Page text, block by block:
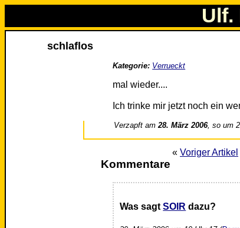
Ulf.
schlaflos
Kategorie: Verrueckt
mal wieder....
Ich trinke mir jetzt noch ein
Verzapft am28. März 2006, so um
« Voriger Artikel
Kommentare
Was sagtSOIR dazu?